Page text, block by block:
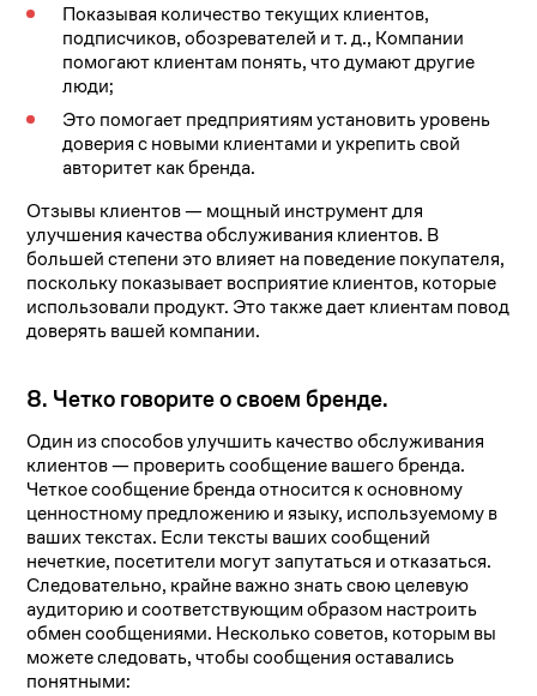
Показывая количество текущих клиентов,
подписчиков, обозревателей и т. д., Компании
помогают клиентам понять, что думают другие
люди;
Это помогает предприятиям установить уровень
доверия с новыми клиентами и укрепить свой
авторитет как бренда.
Отзывы клиентов — мощный инструмент для
улучшения качества обслуживания клиентов. В
большей степени это влияет на поведение покупателя,
поскольку показывает восприятие клиентов, которые
использовали продукт. Это также дает клиентам повод
доверять вашей компании.
8. Четко говорите о своем бренде.
Один из способов улучшить качество обслуживания
клиентов — проверить сообщение вашего бренда.
Четкое сообщение бренда относится к основному
ценностному предложению и языку, используемому в
ваших текстах. Если тексты ваших сообщений
нечеткие, посетители могут запутаться и отказаться.
Следовательно, крайне важно знать свою целевую
аудиторию и соответствующим образом настроить
обмен сообщениями. Несколько советов, которым вы
можете следовать, чтобы сообщения оставались
понятными: